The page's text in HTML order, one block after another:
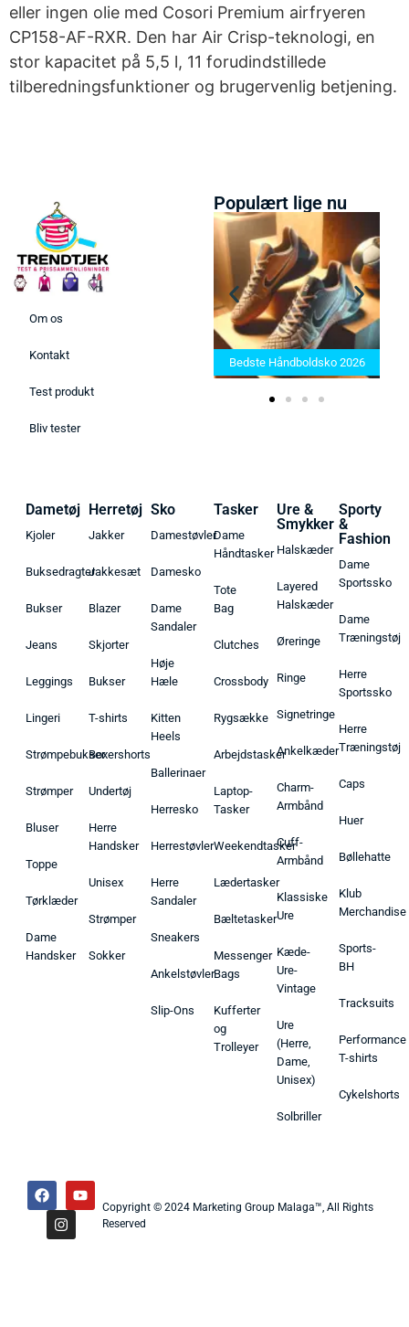
eller ingen olie med Cosori Premium airfryeren
CP158-AF-RXR. Den har Air Crisp-teknologi, en
stor kapacitet på 5,5 l, 11 forudindstillede
tilberedningsfunktioner og brugervenlig betjening.
Om os
Kontakt
Test produkt
Bliv tester
Populært lige nu
Bedste Saunatæppe 2025 –
Find de bedste produkter her!
Bedste Håndboldsko 2026
Dametøj
Kjoler
Buksedragter
Bukser
Jeans
Leggings
Lingeri
Strømpebukser
Strømper
Bluser
Toppe
Tørklæder
Dame
Handsker
Herretøj
Jakker
Jakkesæt
Blazer
Skjorter
Bukser
T-shirts
Boxershorts
Undertøj
Herre
Handsker
Unisex
Strømper
Sokker
Sko
Damestøvler
Damesko
Dame
Sandaler
Høje
Hæle
Kitten
Heels
Ballerinaer
Herresko
Herrestøvler
Herre
Sandaler
Sneakers
Ankelstøvler
Slip-Ons
Tasker
Dame
Håndtasker
Tote
Bag
Clutches
Crossbody
Rygsække
Arbejdstasker
Laptop-
Tasker
Weekendtasker
Lædertasker
Bæltetasker
Messenger
Bags
Kufferter
og
Trolleyer
Ure &
Smykker
Halskæder
Layered
Halskæder
Øreringe
Ringe
Signetringe
Ankelkæder
Charm-
Armbånd
Cuff-
Armbånd
Klassiske
Ure
Kæde-
Ure-
Vintage
Ure
(Herre,
Dame,
Unisex)
Solbriller
Sporty
&
Fashion
Dame
Sportssko
Dame
Træningstøj
Herre
Sportssko
Herre
Træningstøj
Caps
Huer
Bøllehatte
Klub
Merchandise
Sports-
BH
Tracksuits
Performance
T-shirts
Cykelshorts
Copyright © 2024 Marketing Group Malaga™, All Rights
Reserved